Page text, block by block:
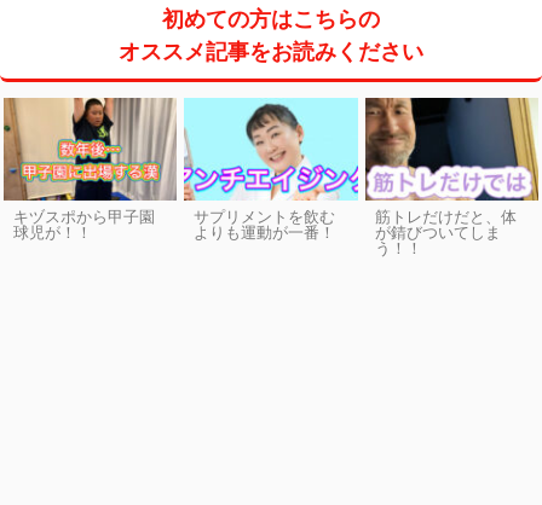
初めての方はこちらの
オススメ記事をお読みください
キヅスポから甲子園
球児が！！
サプリメントを飲む
よりも運動が一番！
筋トレだけだと、体
が錆びついてしま
う！！